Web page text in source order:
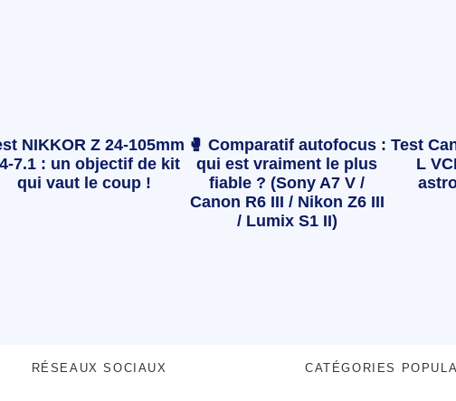
NIKKOR Z 24-105mm
7.1 : un objectif de kit
qui vaut le coup !
🥊 Comparatif autofocus :
qui est vraiment le plus
fiable ? (Sony A7 V /
Canon R6 III / Nikon Z6 III
/ Lumix S1 II)
Test
L
RÉSEAUX SOCIAUX CATÉGORIES